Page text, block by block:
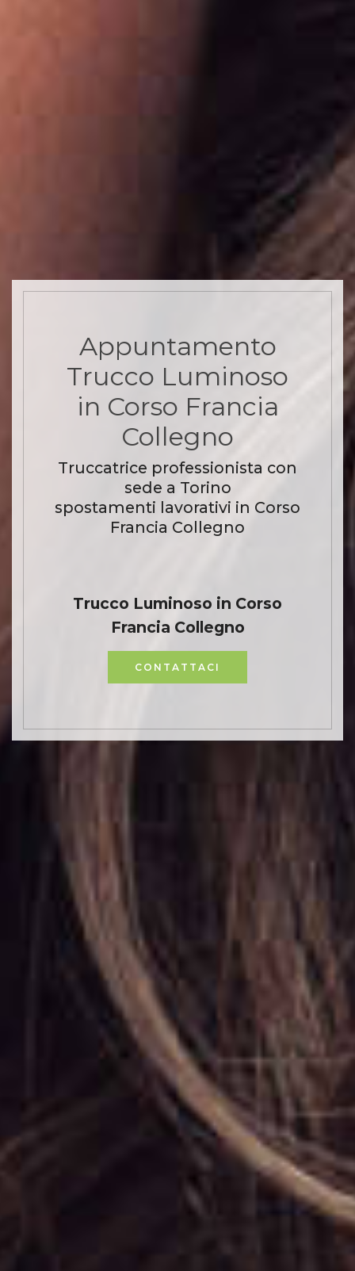
Appuntamento
Trucco Luminoso
in Corso Francia
Collegno
Truccatrice professionista con
sede a Torino
spostamenti lavorativi in Corso
Francia Collegno
Trucco Luminoso in Corso
Francia Collegno
CONTATTACI